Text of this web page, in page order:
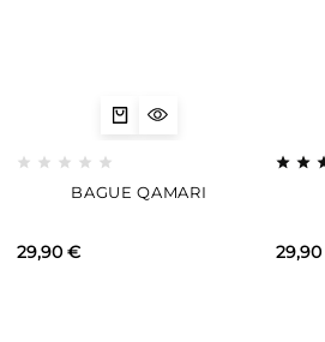
BAGUE QAMARI
29,90 € 29,90